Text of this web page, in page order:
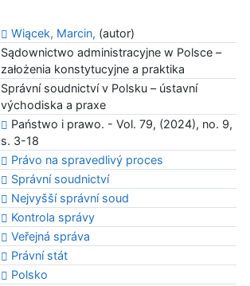
Wiącek, Marcin, (autor)
Sądownictwo administracyjne w Polsce –
założenia konstytucyjne a praktika
Správní soudnictví v Polsku – ústavní
východiska a praxe
Państwo i prawo. - Vol. 79, (2024), no. 9,
s. 3-18
Právo na spravedlivý proces
Správní soudnictví
Nejvyšší správní soud
Kontrola správy
Veřejná správa
Právní stát
Polsko